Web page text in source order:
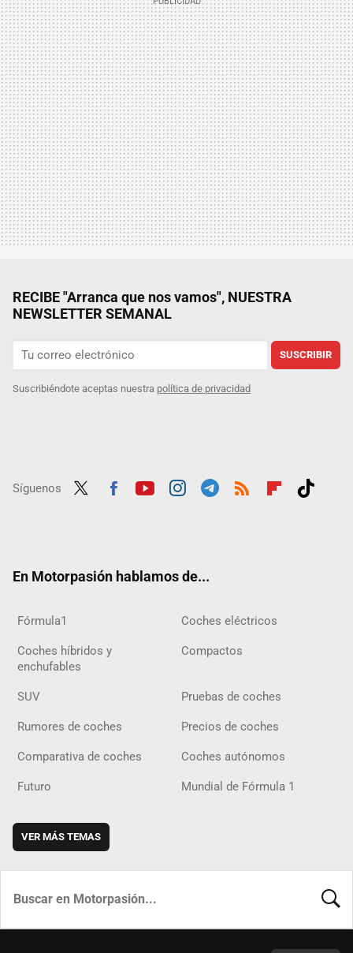
RECIBE "Arranca que nos vamos", NUESTRA
NEWSLETTER SEMANAL
SUSCRIBIR
Suscribiéndote aceptas nuestra política de privacidad
Síguenos
En Motorpasión hablamos de...
Fórmula1 Coches eléctricos
Coches híbridos y
enchufables
Compactos
SUV Pruebas de coches
Rumores de coches Precios de coches
Comparativa de coches Coches autónomos
Futuro Mundial de Fórmula 1
VER MÁS TEMAS